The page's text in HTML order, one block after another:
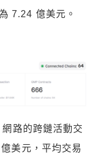
7.24 億美元。
路的跨鏈活動交
美元，平均交易